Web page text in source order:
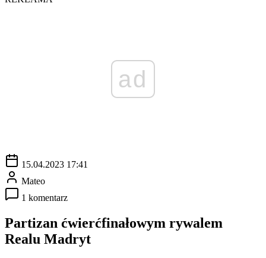
ad
15.04.2023 17:41
Mateo
1 komentarz
Partizan ćwierćfinałowym rywalem
Realu Madryt